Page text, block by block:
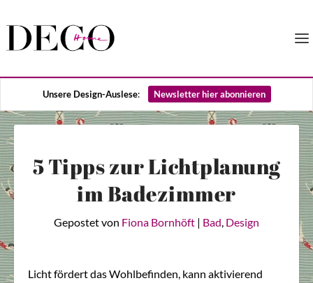
Unsere Design-Auslese: Newsletter hier abonnieren
5 Tipps zur Lichtplanung
im Badezimmer
Gepostet von Fiona Bornhöft | Bad, Design
Licht fördert das Wohlbefinden, kann aktivierend